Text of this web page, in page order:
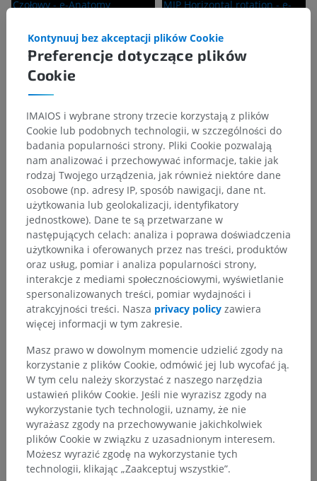
Hierarchia anatomiczna
Anatomia człowieka 2
Anatomia człowieka 1
Anatomia układu kostnego>
Układ sercowo-naczyniowy> Żyły>
Żyła główna górna; żyła próżna górna>
Żyła ramienno-głowowa> Żyły mózgu>
Żyły mózgowe powierzchowne> Żyły górne mózgu
Żyły ciemieniowe
Powiązane struktury:Nie istnieją struktury powiązane
z tą częścią ciała
Neuroanatomia człowieka
Preferencje dotyczące plików
Cookie
Kontynuuj bez akceptacji plików Cookie
IMAIOS i wybrane strony trzecie korzystają z plików
Cookie lub podobnych technologii, w szczególności do
badania popularności strony. Pliki Cookie pozwalają
nam analizować i przechowywać informacje, takie jak
rodzaj Twojego urządzenia, jak również niektóre dane
osobowe (np. adresy IP, sposób nawigacji, dane nt.
użytkowania lub geolokalizacji, identyfikatory
jednostkowe). Dane te są przetwarzane w
następujących celach: analiza i poprawa doświadczenia
użytkownika i oferowanych przez nas treści, produktów
oraz usług, pomiar i analiza popularności strony,
interakcje z mediami społecznościowymi, wyświetlanie
spersonalizowanych treści, pomiar wydajności i
atrakcyjności treści. Nasza privacy policy zawiera
więcej informacji w tym zakresie.
Masz prawo w dowolnym momencie udzielić zgody na
korzystanie z plików Cookie, odmówić jej lub wycofać ją.
W tym celu należy skorzystać z naszego narzędzia
ustawień plików Cookie. Jeśli nie wyrazisz zgody na
wykorzystanie tych technologii, uznamy, że nie
wyrażasz zgody na przechowywanie jakichkolwiek
plików Cookie w związku z uzasadnionym interesem.
Możesz wyrazić zgodę na wykorzystanie tych
technologii, klikając „Zaakceptuj wszystkie”.